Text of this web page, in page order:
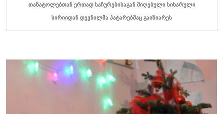
თანატოლებთან ერთად საჩურებისაგან მიღებული სიხარული
სირიიდან დევნილმა პატარებმაც გაიზიარეს